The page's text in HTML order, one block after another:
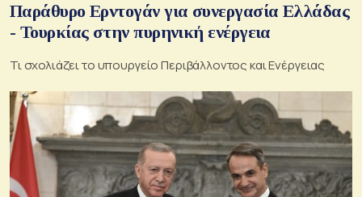
Παράθυρο Ερντογάν για συνεργασία Ελλάδας
- Τουρκίας στην πυρηνική ενέργεια
Τι σχολιάζει το υπουργείο Περιβάλλοντος και Ενέργειας